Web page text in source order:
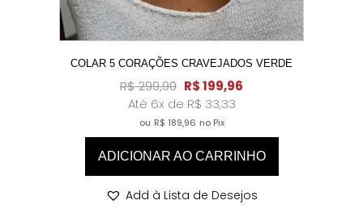
COLAR 5 CORAÇÕES CRAVEJADOS VERDE
R$299,90 R$199,96
Até 6x de R$ 33,33
ou R$ 189,96 no Pix
ADICIONAR AO CARRINHO
Add à Lista de Desejos